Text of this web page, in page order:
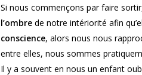
Si nous commençons par faire
l’ombrede notre intériorité afin
conscience, alors nous nous
entre elles, nous sommes
Il y a souvent en nous un enfant